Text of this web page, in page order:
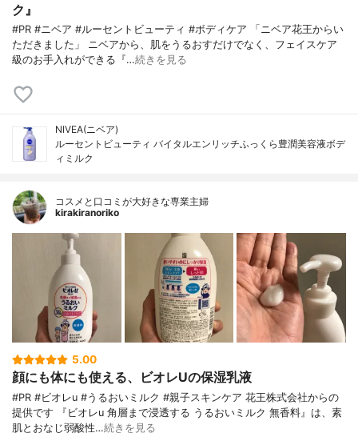
ク』
#PR #ニベア #ルーセントビューティ #ボディケア 「ニベア花王からい
ただきました」 ニベアから、肌をうるおすだけでなく、フェイスケア
級のお手入れができる『…続きを見る
NIVEA(ニベア)
ルーセントビューティ バイタルエンリッチふっくら豊潤美容液ボデ
ィミルク
コスメと口コミが大好きな専業主婦
kirakiranoriko
5.00
顔にも体にも使える、ビオレUの保湿乳液
#PR #ビオレu #うるおいミルク #親子スキンケア 花王株式会社からの
提供です 『ビオレu 角層まで浸透する うるおいミルク 無香料』は、素
肌とおなじ弱酸性…続きを見る